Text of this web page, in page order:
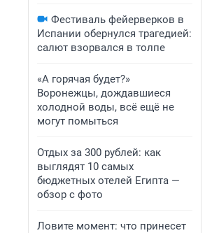
Фестиваль фейерверков в
Испании обернулся трагедией:
салют взорвался в толпе
«А горячая будет?»
Воронежцы, дождавшиеся
холодной воды, всё ещё не
могут помыться
Отдых за 300 рублей: как
выглядят 10 самых
бюджетных отелей Египта —
обзор с фото
Ловите момент: что принесет